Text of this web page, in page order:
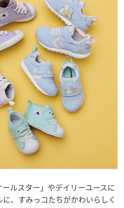
ルスター」やデイリーユースに
、すみっコたちがかわいらしく